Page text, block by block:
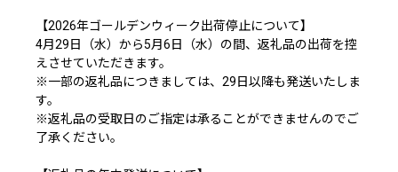
【2026年ゴールデンウィーク出荷停止について】
4月29日（水）から5月6日（水）の間、返礼品の出荷を控
えさせていただきます。
※一部の返礼品につきましては、29日以降も発送いたしま
す。
※返礼品の受取日のご指定は承ることができませんのでご
了承ください。